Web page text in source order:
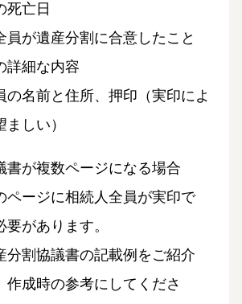
死亡日
員が遺産分割に合意したこと
詳細な内容
の名前と住所、押印（実印によ
しい）
書が複数ページになる場合
ページに相続人全員が実印で
があります。
分割協議書の記載例をご紹介
作成時の参考にしてくださ